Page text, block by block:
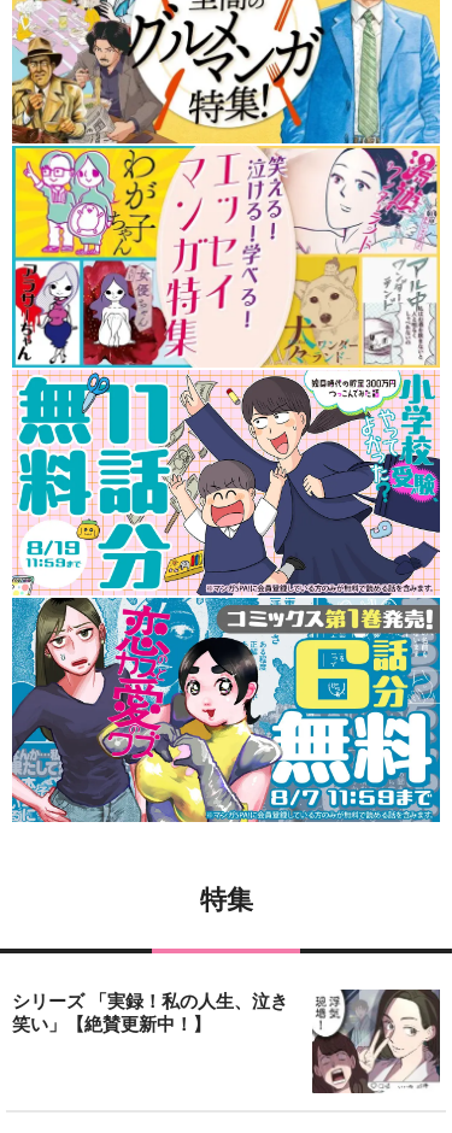
特集
シリーズ 「実録！私の人生、泣き
笑い」【絶賛更新中！】